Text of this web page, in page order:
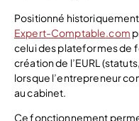
Positionné
Expert-Comptable.com
celui des plateformes de
création de l’EURL
lorsque l’entrepreneur
au cabinet.
Ce fonctionnement